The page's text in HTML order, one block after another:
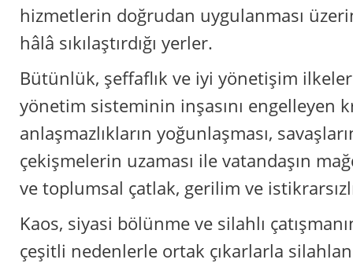
hizmetlerin doğrudan uygulanması
hâlâ sıkılaştırdığı yerler.
Bütünlük, şeffaflık ve iyi yönetişim
yönetim sisteminin inşasını engelleyen
anlaşmazlıkların yoğunlaşması,
çekişmelerin uzaması ile vatandaşın
ve toplumsal çatlak, gerilim ve
Kaos, siyasi bölünme ve silahlı
çeşitli nedenlerle ortak çıkarlarla